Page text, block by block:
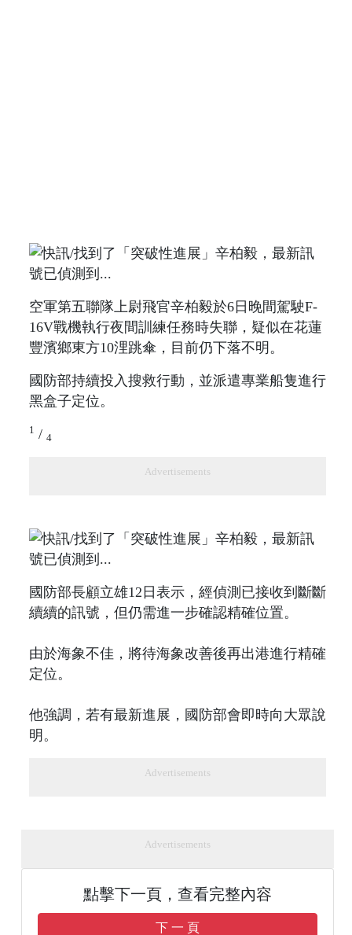
空軍第五聯隊上尉飛官辛柏毅於6日晚間駕駛F-
16V戰機執行夜間訓練任務時失聯，疑似在花蓮
豐濱鄉東方10浬跳傘，目前仍下落不明。
國防部持續投入搜救行動，並派遣專業船隻進行
黑盒子定位。
1 / 4
Advertisements
國防部長顧立雄12日表示，經偵測已接收到斷斷
續續的訊號，但仍需進一步確認精確位置。
由於海象不佳，將待海象改善後再出港進行精確
定位。
他強調，若有最新進展，國防部會即時向大眾說
明。
Advertisements
Advertisements
點擊下一頁，查看完整內容
下 一 頁